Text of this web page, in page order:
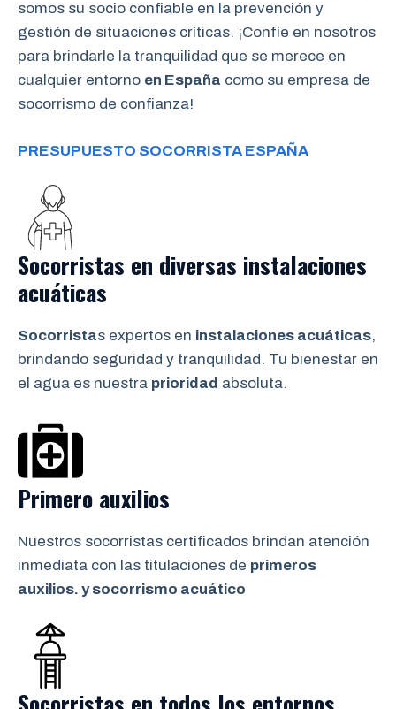
somos su socio confiable en la prevención y
gestión de situaciones críticas. ¡Confíe en nosotros
para brindarle la tranquilidad que se merece en
cualquier entorno en España como su empresa de
socorrismo de confianza!
PRESUPUESTO SOCORRISTA ESPAÑA
Socorristas en diversas instalaciones
acuáticas
Socorristas expertos en instalaciones acuáticas,
brindando seguridad y tranquilidad. Tu bienestar en
el agua es nuestra prioridad absoluta.
Primero auxilios
Nuestros socorristas certificados brindan atención
inmediata con las titulaciones de primeros
auxilios. y socorrismo acuático